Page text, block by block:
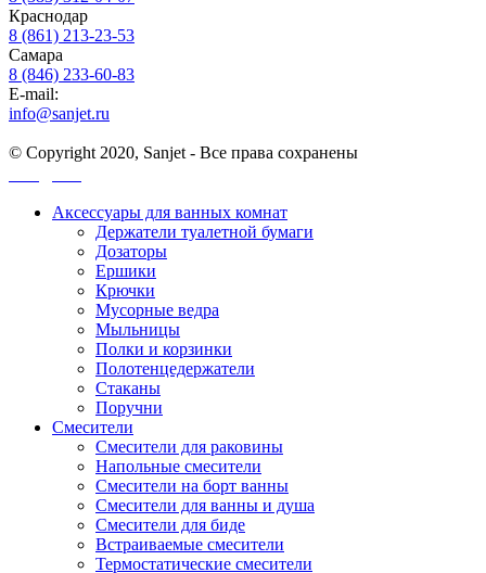
Краснодар
8 (861) 213-23-53
Самара
8 (846) 233-60-83
E-mail:
info@sanjet.ru
© Copyright 2020, Sanjet - Все права сохранены
Аксессуары для ванных комнат
Держатели туалетной бумаги
Дозаторы
Ершики
Крючки
Мусорные ведра
Мыльницы
Полки и корзинки
Полотенцедержатели
Стаканы
Поручни
Смесители
Смесители для раковины
Напольные смесители
Смесители на борт ванны
Смесители для ванны и душа
Смесители для биде
Встраиваемые смесители
Термостатические смесители